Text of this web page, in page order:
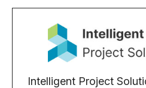
Intelligent Project